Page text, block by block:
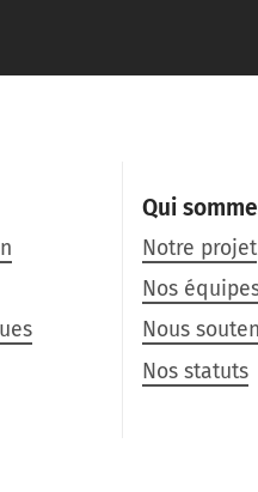
Qui
Notre projet
Nos
Nous
Nos statuts